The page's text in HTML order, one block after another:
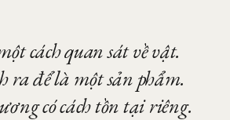
cách quan sát về vật.
ra để là một sản phẩm.
có cách tồn tại riêng.